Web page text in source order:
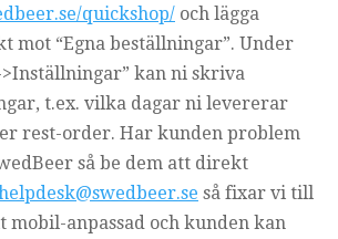
quickshop/ och lägga
mot “Egna beställningar”. Under
kan ni skriva
t.ex. vilka dagar ni levererar
rest-order. Har kunden problem
så be dem att direkt
så fixar vi till
mobil-anpassad och kunden kan